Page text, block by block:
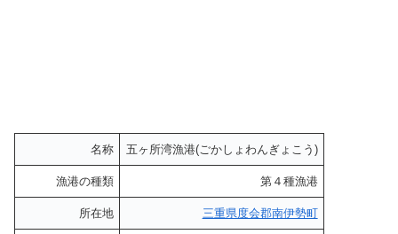
名称 五ヶ所湾漁港(ごかしょわんぎょこう)
漁港の種類 第４種漁港
所在地 三重県度会郡南伊勢町